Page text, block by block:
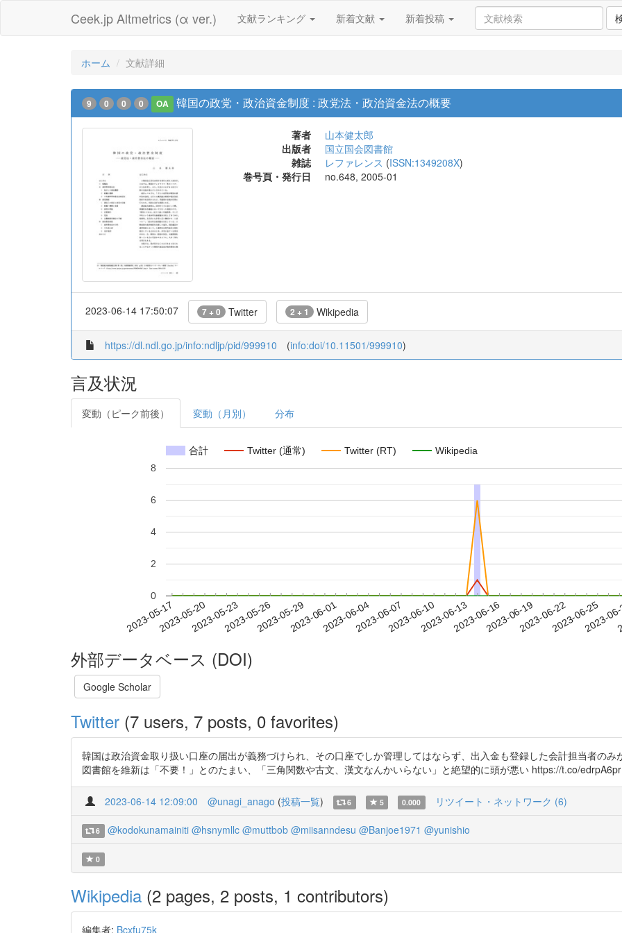
Ceek.jp Altmetrics (α ver.) 文献ランキング 新着文献 新着投稿
ホーム 文献詳細
9 0 0 0 OA 韓国の政党・政治資金制度 : 政党法・政治資金法の概要
著者
山本健太郎
出版者
国立国会図書館
雑誌
レファレンス (ISSN:1349208X)
巻号頁・発行日
no.648, 2005-01
2023-06-14 17:50:07 7 + 0 Twitter 2 + 1 Wikipedia
https://dl.ndl.go.jp/info:ndljp/pid/999910 (info:doi/10.11501/999910)
言及状況
変動（ピーク前後） 変動（月別） 分布
合計 Twitter (通常) Twitter (RT) Wikipedia
2023-05-172023-05-202023-05-232023-05-262023-05-292023-06-012023-06-042023-06-072023-06-102023-06-132023-06-162023-06-192023-06-222023-06-25
2023-
0
2
4
6
8
外部データベース (DOI)
Google Scholar
Twitter (7 users, 7 posts, 0 favorites)
韓国は政治資金取り扱い口座の届出が義務づけられ、その口座でしか管理してはならず、出入金も登録した会計担当者の
図書館を維新は「不要！」とのたまい、「三角関数や古文、漢文なんかいらない」と絶望的に頭が悪い https://t.co/
2023-06-14 12:09:00 @unagi_anago (投稿一覧) 6 5 0.000 リツイート・ネットワーク (6)
6 @kodokunamainiti @hsnymllc @muttbob @miisanndesu @Banjoe1971 @yunishio
0
Wikipedia (2 pages, 2 posts, 1 contributors)
編集者: Bcxfu75k